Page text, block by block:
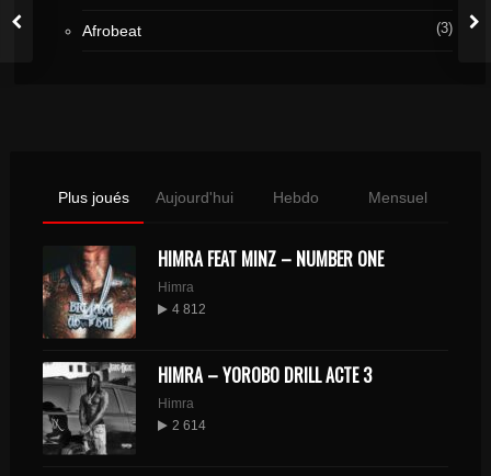
Afrobeat (3)
Plus joués Aujourd'hui Hebdo Mensuel
HIMRA FEAT MINZ – NUMBER ONE
Himra
4 812
HIMRA – YOROBO DRILL ACTE 3
Himra
2 614